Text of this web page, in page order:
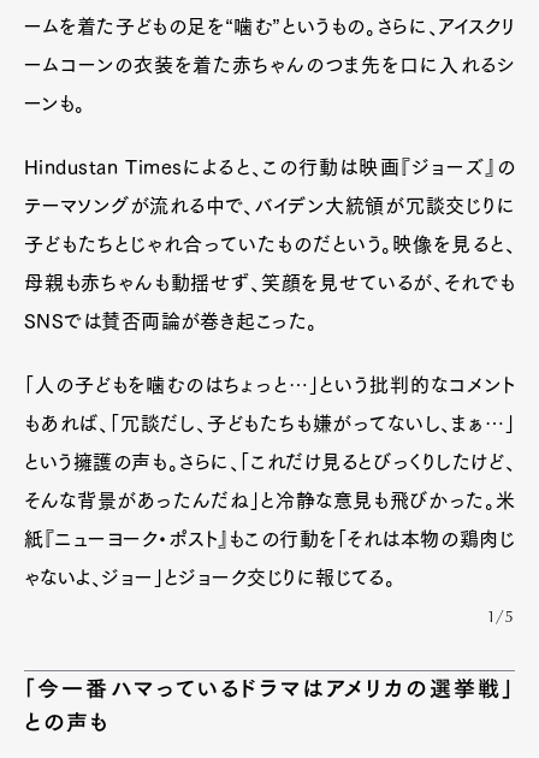
ームを着た子どもの足を“噛む”というもの。さらに、アイスクリ
ームコーンの衣装を着た赤ちゃんのつま先を口に入れるシ
ーンも。
Hindustan Timesによると、この行動は映画『ジョーズ』の
テーマソングが流れる中で、バイデン大統領が冗談交じりに
子どもたちとじゃれ合っていたものだという。映像を見ると、
母親も赤ちゃんも動揺せず、笑顔を見せているが、それでも
SNSでは賛否両論が巻き起こった。
「人の子どもを噛むのはちょっと…」という批判的なコメント
もあれば、「冗談だし、子どもたちも嫌がってないし、まぁ…」
という擁護の声も。さらに、「これだけ見るとびっくりしたけど、
そんな背景があったんだね」と冷静な意見も飛びかった。米
紙『ニューヨーク・ポスト』もこの行動を「それは本物の鶏肉じ
ゃないよ、ジョー」とジョーク交じりに報じてる。
1/5
「今一番ハマっているドラマはアメリカの選挙戦」
との声も